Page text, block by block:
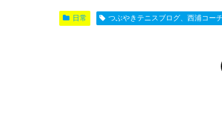
日常 つぶやきテニスブログ、西浦コー